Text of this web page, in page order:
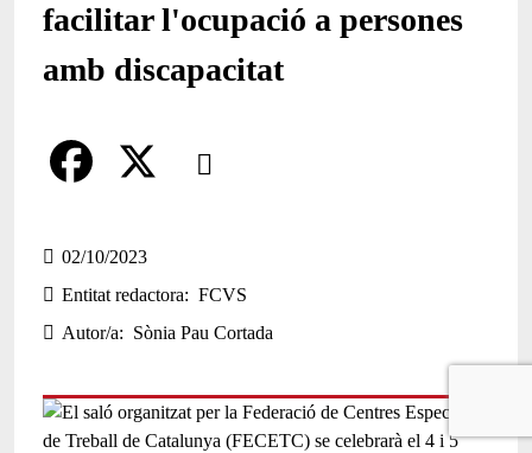
facilitar l'ocupació a persones
amb discapacitat
Comparteix
a
c
e
o
02/10/2023
Entitat redactora
FCVS
Autor/a
Sònia Pau Cortada